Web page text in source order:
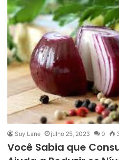
Suy Lane julho 25, 2023 0
Você Sabia que